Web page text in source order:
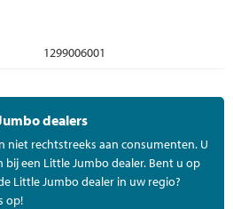
1299006001
dealers
niet rechtstreeks aan consumenten. U
een Little Jumbo dealer. Bent u op
Little Jumbo dealer in uw regio?
op!